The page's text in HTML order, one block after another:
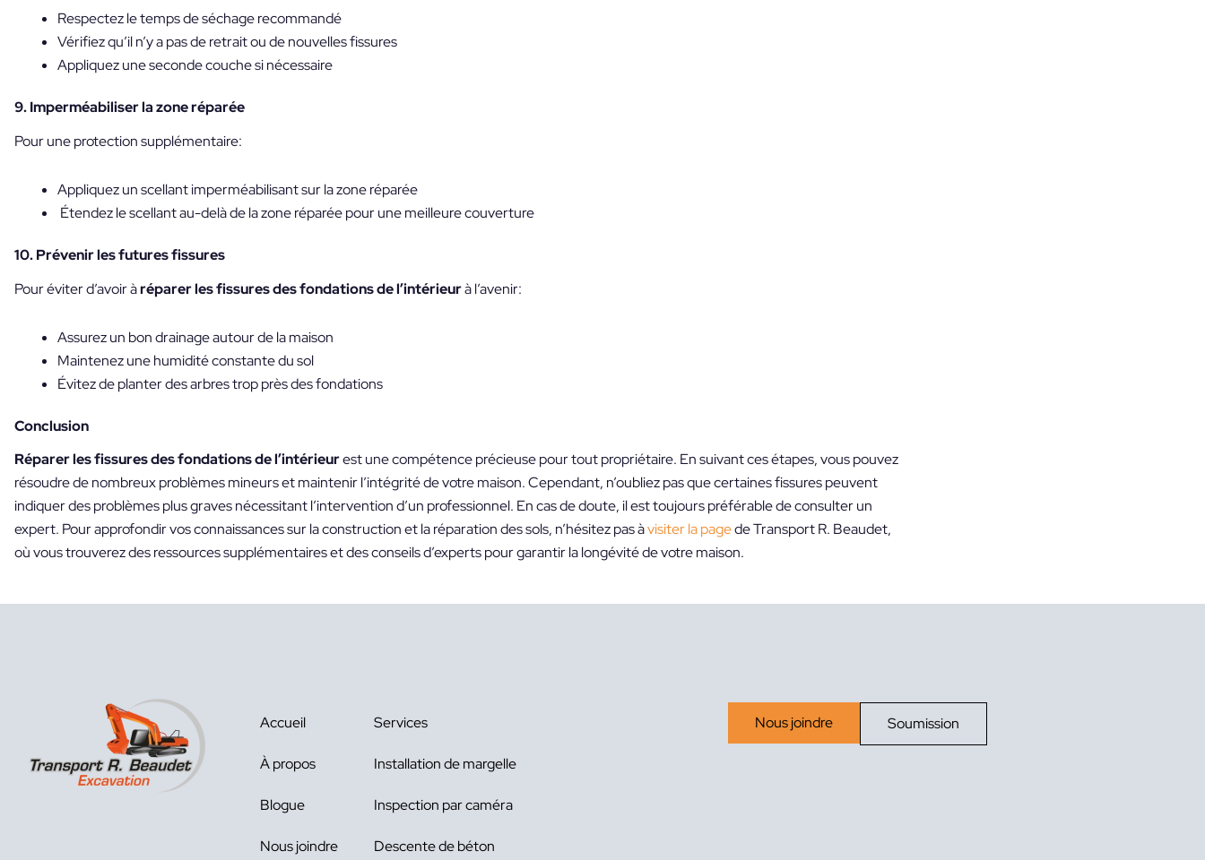
Respectez le temps de séchage recommandé
Vérifiez qu’il n’y a pas de retrait ou de nouvelles fissures
Appliquez une seconde couche si nécessaire
9. Imperméabiliser la zone réparée
Pour une protection supplémentaire:
Appliquez un scellant imperméabilisant sur la zone réparée
Étendez le scellant au-delà de la zone réparée pour une meilleure couverture
10. Prévenir les futures fissures
Pour éviter d’avoir àréparer les fissures des fondations de l’intérieurà l’avenir:
Assurez un bon drainage autour de la maison
Maintenez une humidité constante du sol
Évitez de planter des arbres trop près des fondations
Conclusion
Réparer les fissures des fondations de l’intérieurest une compétence précieuse pour tout propriétaire. En suivant ces étapes, vous pouvez
résoudre de nombreux problèmes mineurs et maintenir l’intégrité de votre maison. Cependant, n’oubliez pas que certaines fissures peuvent
indiquer des problèmes plus graves nécessitant l’intervention d’un professionnel. En cas de doute, il est toujours préférable de consulter un
expert. Pour approfondir vos connaissances sur la construction et la réparation des sols, n’hésitez pas àvisiter la pagede Transport R. Beaudet,
où vous trouverez des ressources supplémentaires et des conseils d’experts pour garantir la longévité de votre maison.
Accueil
À propos
Blogue
Nous joindre
Services
Installation de margelle
Inspection par caméra
Descente de béton
Nous joindre Soumission